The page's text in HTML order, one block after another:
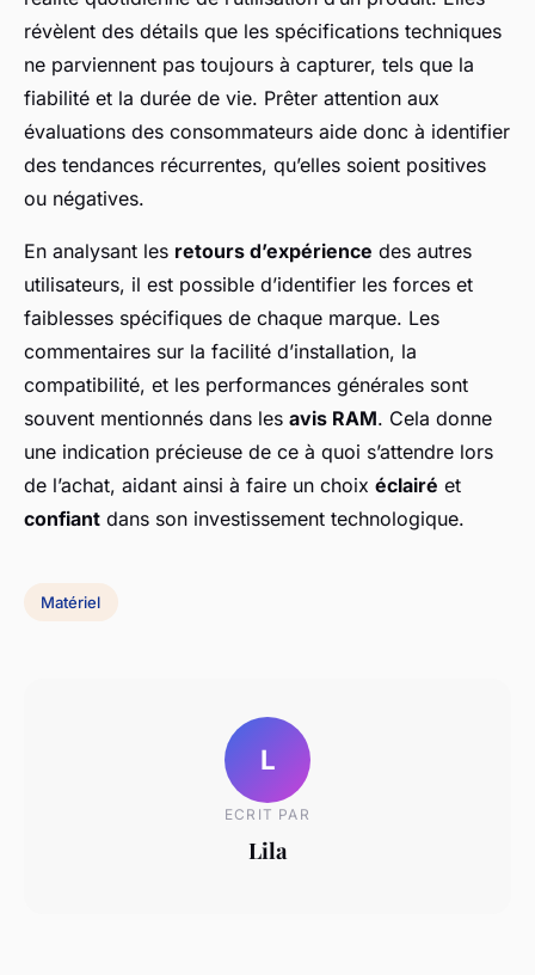
révèlent des détails que les spécifications techniques
ne parviennent pas toujours à capturer, tels que la
fiabilité et la durée de vie. Prêter attention aux
évaluations des consommateurs aide donc à identifier
des tendances récurrentes, qu’elles soient positives
ou négatives.
En analysant les retours d’expérience des autres
utilisateurs, il est possible d’identifier les forces et
faiblesses spécifiques de chaque marque. Les
commentaires sur la facilité d’installation, la
compatibilité, et les performances générales sont
souvent mentionnés dans les avis RAM. Cela donne
une indication précieuse de ce à quoi s’attendre lors
de l’achat, aidant ainsi à faire un choix éclairé et
confiant dans son investissement technologique.
Matériel
L
ECRIT PAR
Lila